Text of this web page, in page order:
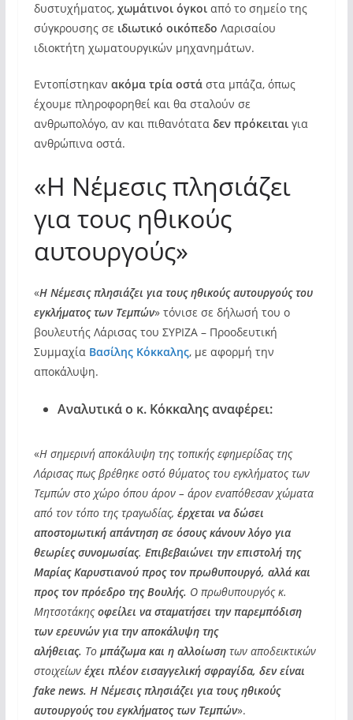
δυστυχήματος, χωμάτινοι όγκοιαπό το σημείο της
σύγκρουσης σε ιδιωτικό οικόπεδο Λαρισαίου
ιδιοκτήτη χωματουργικών μηχανημάτων.
Εντοπίστηκαν ακόμα τρία οστάστα μπάζα, όπως
έχουμε πληροφορηθεί και θα σταλούν σε
ανθρωπολόγο, αν και πιθανότατα δεν πρόκειταιγια
ανθρώπινα οστά.
«Η Νέμεσις πλησιάζει
για τους ηθικούς
αυτουργούς»
«Η Νέμεσις πλησιάζει για τους ηθικούς αυτουργούς του
εγκλήματος των Τεμπών» τόνισε σε δήλωσή του ο
βουλευτής Λάρισας του ΣΥΡΙΖΑ – Προοδευτική
Συμμαχία Βασίλης Κόκκαλης, με αφορμή την
αποκάλυψη.
Αναλυτικά ο κ. Κόκκαλης αναφέρει:
«Η σημερινή αποκάλυψη της τοπικής εφημερίδας της
Λάρισας πως βρέθηκε οστό θύματος του εγκλήματος των
Τεμπών στο χώρο όπου άρον – άρον εναπόθεσαν χώματα
από τον τόπο της τραγωδίας, έρχεται να δώσει
αποστομωτική απάντηση σε όσους κάνουν λόγο για
θεωρίες συνομωσίας. Επιβεβαιώνει την επιστολή της
Μαρίας Καρυστιανού προς τον πρωθυπουργό, αλλά και
προς τον πρόεδρο της Βουλής. Ο πρωθυπουργός κ.
Μητσοτάκηςοφείλει να σταματήσει την παρεμπόδιση
των ερευνών για την αποκάλυψη της
αλήθειας. Το μπάζωμα και η αλλοίωσητων αποδεικτικών
στοιχείων έχει πλέον εισαγγελική σφραγίδα, δεν είναι
fake news. Η Νέμεσις πλησιάζει για τους ηθικούς
αυτουργούς του εγκλήματος των Τεμπών».